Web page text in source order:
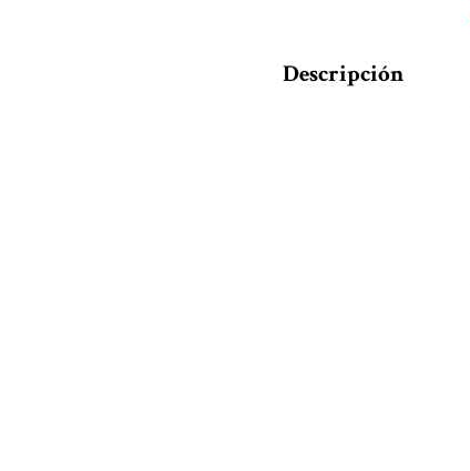
Descripción